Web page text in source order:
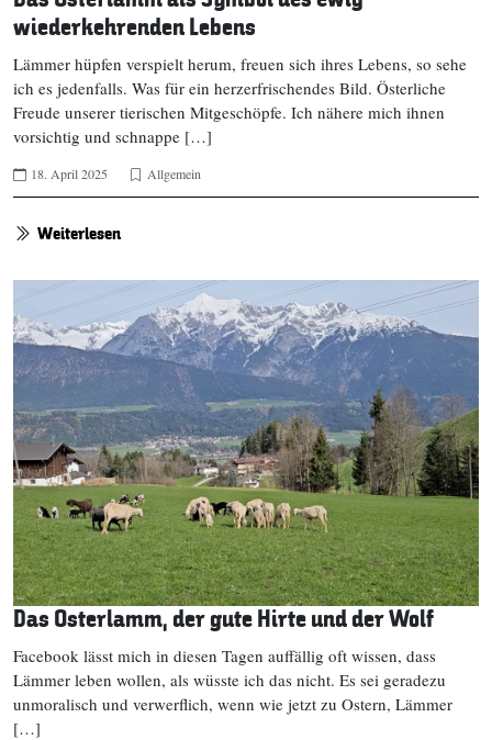
wiederkehrenden Lebens
Lämmer hüpfen verspielt herum, freuen sich ihres Lebens, so sehe
ich es jedenfalls. Was für ein herzerfrischendes Bild. Österliche
Freude unserer tierischen Mitgeschöpfe. Ich nähere mich ihnen
vorsichtig und schnappe […]
18. April 2025 Allgemein
Weiterlesen
Das Osterlamm, der gute Hirte und der Wolf
Facebook lässt mich in diesen Tagen auffällig oft wissen, dass
Lämmer leben wollen, als wüsste ich das nicht. Es sei geradezu
unmoralisch und verwerflich, wenn wie jetzt zu Ostern, Lämmer
[…]